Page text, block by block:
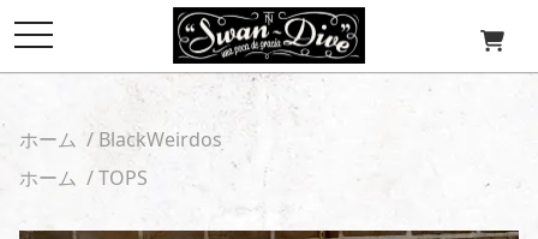
toggle
ホーム / BlackWeirdos
ホーム /TOPS